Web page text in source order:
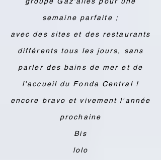
semaine parfaite ;
avec des sites et des restaurants
différents tous les jours, sans
parler des bains de mer et de
l'accueil du Fonda Central !
encore bravo et vivement l'année
prochaine
Bis
lolo